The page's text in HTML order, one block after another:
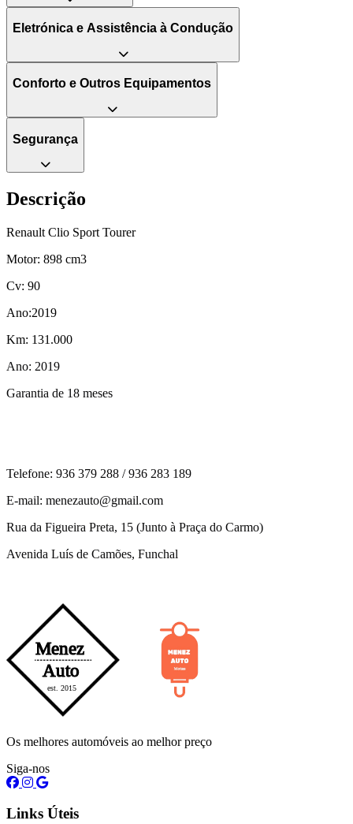
Eletrónica e Assistência à Condução
Conforto e Outros Equipamentos
Segurança
Descrição
Renault Clio Sport Tourer
Motor: 898 cm3
Cv: 90
Ano:2019
Km: 131.000
Ano: 2019
Garantia de 18 meses
Telefone: 936 379 288 / 936 283 189
E-mail: menezauto@gmail.com
Rua da Figueira Preta, 15 (Junto à Praça do Carmo)
Avenida Luís de Camões, Funchal
Os melhores automóveis ao melhor preço
Siga-nos
Links Úteis